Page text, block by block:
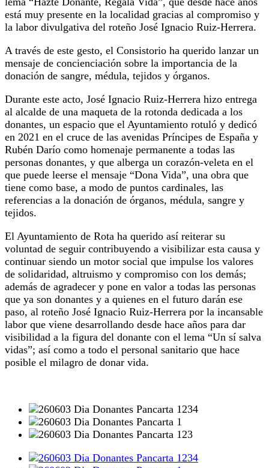
está muy presente en la localidad gracias al compromiso y
la labor divulgativa del roteño José Ignacio Ruiz-Herrera.
A través de este gesto, el Consistorio ha querido lanzar un
mensaje de concienciación sobre la importancia de la
donación de sangre, médula, tejidos y órganos.
Durante este acto, José Ignacio Ruiz-Herrera hizo entrega
al alcalde de una maqueta de la rotonda dedicada a los
donantes, un espacio que el Ayuntamiento rotuló y dedicó
en 2021 en el cruce de las avenidas Príncipes de España y
Rubén Darío como homenaje permanente a todas las
personas donantes, y que alberga un corazón-veleta en el
que puede leerse el mensaje “Dona Vida”, una obra que
tiene como base, a modo de puntos cardinales, las
referencias a la donación de órganos, médula, sangre y
tejidos.
El Ayuntamiento de Rota ha querido así reiterar su
voluntad de seguir contribuyendo a visibilizar esta causa y
continuar siendo un motor social que impulse los valores
de solidaridad, altruismo y compromiso con los demás;
además de agradecer y pone en valor a todas las personas
que ya son donantes y a quienes en el futuro darán ese
paso, al roteño José Ignacio Ruiz-Herrera por la incansable
labor que viene desarrollando desde hace años para dar
visibilidad a la figura del donante con el lema “Un sí salva
vidas”; así como a todo el personal sanitario que hace
posible el milagro de donar vida.